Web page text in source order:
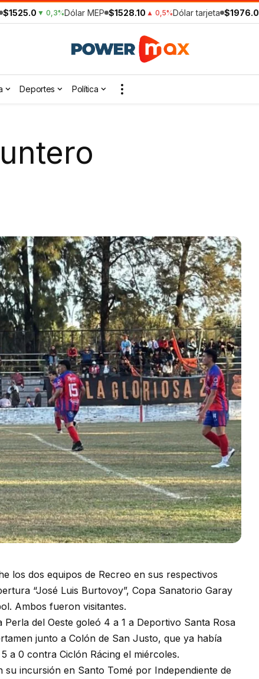
$1525.0 ▼ 0,3%Dólar MEP $1528.10 ▲ 0,5%Dólar tarjeta $1976.0
Deportes Política
los dos equipos de Recreo en sus respectivos
“José Luis Burtovoy”, Copa Sanatorio Garay
Ambos fueron visitantes.
del Oeste goleó 4 a 1 a Deportivo Santa Rosa
junto a Colón de San Justo, que ya había
a 0 contra Ciclón Rácing el miércoles.
incursión en Santo Tomé por Independiente de